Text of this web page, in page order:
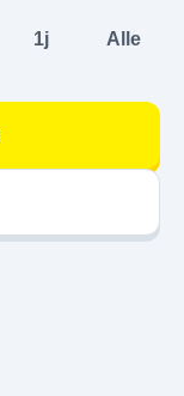
1j Alle